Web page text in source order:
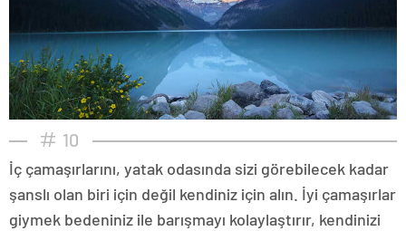
10
İç çamaşırlarını, yatak odasında sizi görebilecek kadar
şanslı olan biri için değil kendiniz için alın. İyi çamaşırlar
giymek bedeniniz ile barışmayı kolaylaştırır, kendinizi